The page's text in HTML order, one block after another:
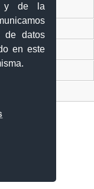
y de la
de datos
en este
Exterior